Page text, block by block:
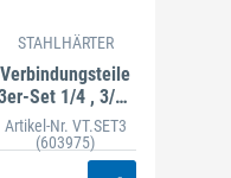
STAHLHÄRTER
Verbindungsteile
Set 1/4 , 3/8 ,
1/2
Artikel-Nr. VT.SET3
(603975)